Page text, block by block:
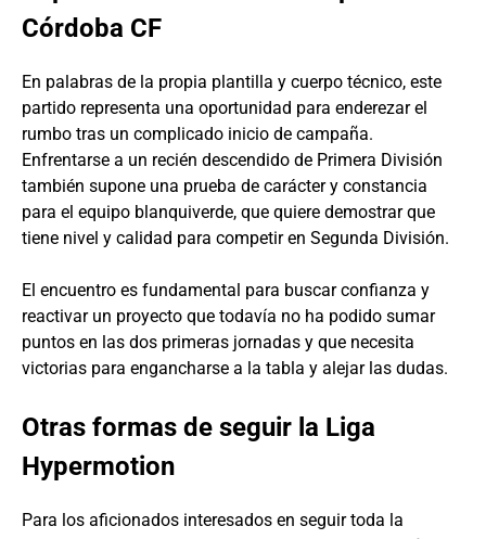
Córdoba CF
En palabras de la propia plantilla y cuerpo técnico, este
partido representa una oportunidad para enderezar el
rumbo tras un complicado inicio de campaña.
Enfrentarse a un recién descendido de Primera División
también supone una prueba de carácter y constancia
para el equipo blanquiverde, que quiere demostrar que
tiene nivel y calidad para competir en Segunda División.
El encuentro es fundamental para buscar confianza y
reactivar un proyecto que todavía no ha podido sumar
puntos en las dos primeras jornadas y que necesita
victorias para engancharse a la tabla y alejar las dudas.
Otras formas de seguir la Liga
Hypermotion
Para los aficionados interesados en seguir toda la